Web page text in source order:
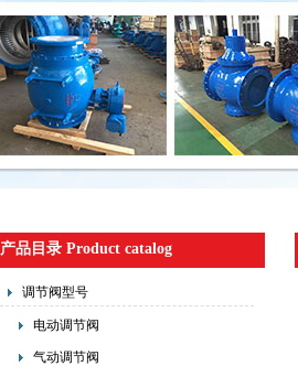
产品目录 Product catalog
调节阀型号
电动调节阀
气动调节阀